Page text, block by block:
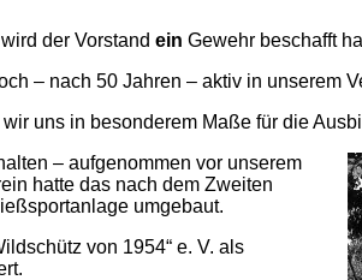
der Vorstand ein Gewehr beschafft
– nach 50 Jahren – aktiv in unserem
uns in besonderem Maße für die
– aufgenommen vor unserem
hatte das nach dem Zweiten
umgebaut.
von 1954“ e. V. als